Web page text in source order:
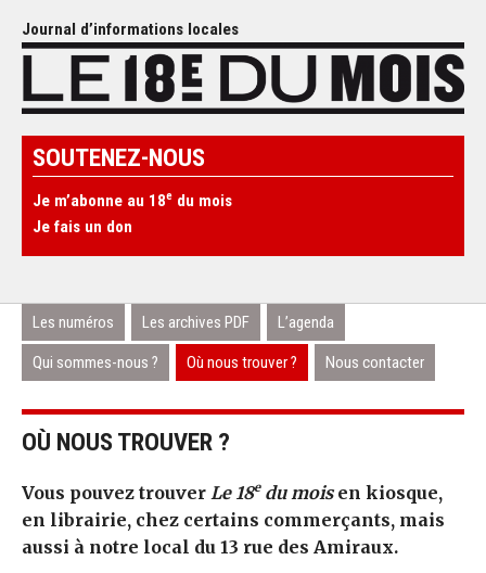
Journal d’informations locales
SOUTENEZ-NOUS
Je m’abonne au 18e du mois
Je fais un don
Les numéros Les archives PDF L’agenda
Qui sommes-nous ? Où nous trouver ? Nous contacter
OÙ NOUS TROUVER ?
Vous pouvez trouver Le 18edu moisen kiosque,
en librairie, chez certains commerçants, mais
aussi à notre local du 13 rue des Amiraux.